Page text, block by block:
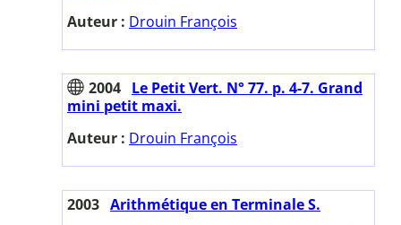
Auteur : Drouin François
2004 Le Petit Vert. N° 77. p. 4-7. Grand
mini petit maxi.
Auteur : Drouin François
2003 Arithmétique en Terminale S.